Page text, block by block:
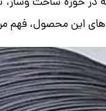
این محصول، فهم